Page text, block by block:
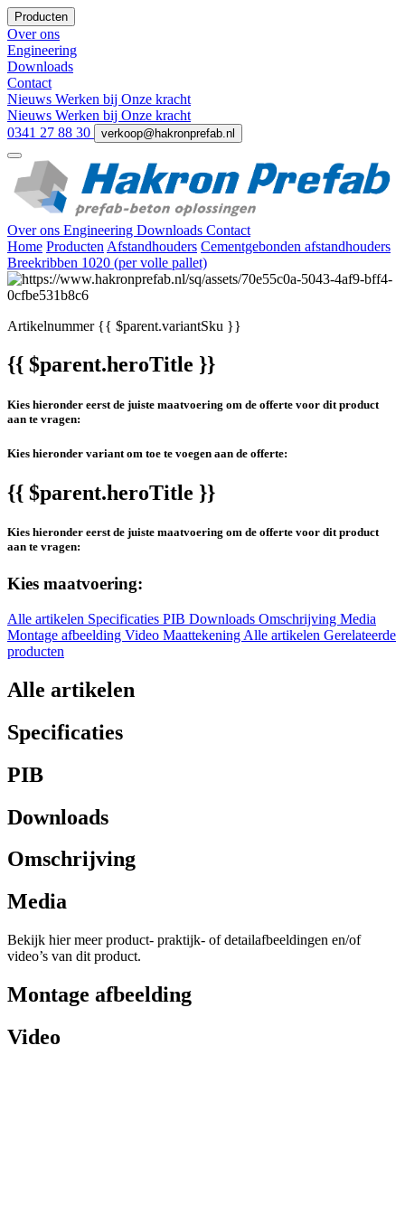
Producten
Over ons
Engineering
Downloads
Contact
Nieuws Werken bij Onze kracht
Nieuws Werken bij Onze kracht
0341 27 88 30
verkoop@hakronprefab.nl
Over ons Engineering Downloads Contact
Home ProductenAfstandhouders Cementgebonden afstandhouders
Breekribben 1020 (per volle pallet)
Artikelnummer{{ $parent.variantSku }}
{{ $parent.heroTitle }}
Kies hieronder eerst de juiste maatvoering om de offerte voor dit product
aan te vragen:
Kies hieronder variant om toe te voegen aan de offerte:
{{ $parent.heroTitle }}
Kies hieronder eerst de juiste maatvoering om de offerte voor dit product
aan te vragen:
Kies maatvoering:
Alle artikelen Specificaties PIB Downloads Omschrijving Media
Montage afbeelding Video Maattekening Alle artikelen Gerelateerde
producten
Alle artikelen
Specificaties
PIB
Downloads
Omschrijving
Media
Bekijk hier meer product- praktijk- of detailafbeeldingen en/of
video’s van dit product.
Montage afbeelding
Video